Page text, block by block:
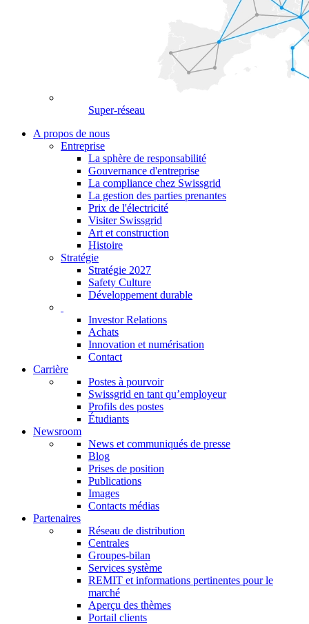
Super-réseau
A propos de nous
Entreprise
La sphère de responsabilité
Gouvernance d'entreprise
La compliance chez Swissgrid
La gestion des parties prenantes
Prix de l'électricité
Visiter Swissgrid
Art et construction
Histoire
Stratégie
Stratégie 2027
Safety Culture
Développement durable
Investor Relations
Achats
Innovation et numérisation
Contact
Carrière
Postes à pourvoir
Swissgrid en tant qu’employeur
Profils des postes
Étudiants
Newsroom
News et communiqués de presse
Blog
Prises de position
Publications
Images
Contacts médias
Partenaires
Réseau de distribution
Centrales
Groupes-bilan
Services système
REMIT et informations pertinentes pour le
marché
Aperçu des thèmes
Portail clients